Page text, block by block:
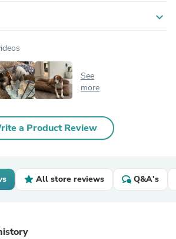
expand_more
See
more
a Product Review
All store reviews Q&A's